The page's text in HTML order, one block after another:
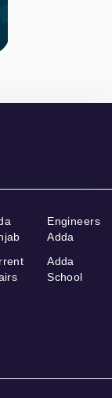
Engineers
Adda
Adda
School